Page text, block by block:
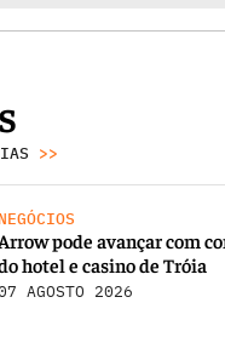
>>
NEGÓCIOS
Arrow pode avançar com
hotel e casino de Tróia
AGOSTO 2026